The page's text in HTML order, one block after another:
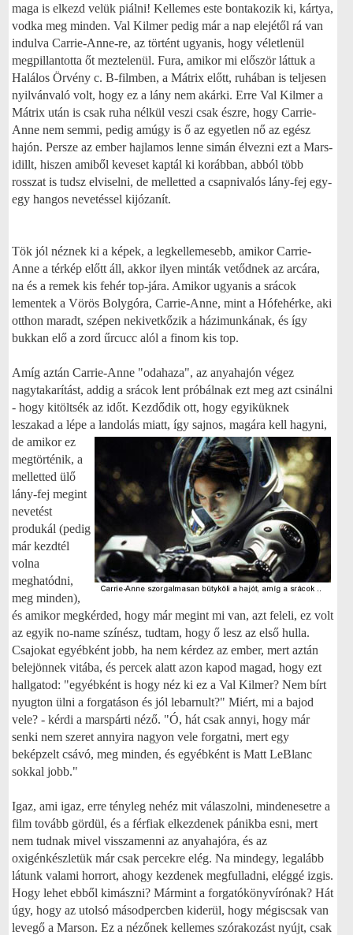
maga is elkezd velük piálni! Kellemes este bontakozik ki, kártya,
vodka meg minden. Val Kilmer pedig már a nap elejétől rá van
indulva Carrie-Anne-re, az történt ugyanis, hogy véletlenül
megpillantotta őt meztelenül. Fura, amikor mi először láttuk a
Halálos Örvény c. B-filmben, a Mátrix előtt, ruhában is teljesen
nyilvánvaló volt, hogy ez a lány nem akárki. Erre Val Kilmer a
Mátrix után is csak ruha nélkül veszi csak észre, hogy Carrie-
Anne nem semmi, pedig amúgy is ő az egyetlen nő az egész
hajón. Persze az ember hajlamos lenne simán élvezni ezt a Mars-
idillt, hiszen amiből keveset kaptál ki korábban, abból több
rosszat is tudsz elviselni, de melletted a csapnivalós lány-fej egy-
egy hangos nevetéssel kijózanít.
Tök jól néznek ki a képek, a legkellemesebb, amikor Carrie-
Anne a térkép előtt áll, akkor ilyen minták vetődnek az arcára,
na és a remek kis fehér top-jára. Amikor ugyanis a srácok
lementek a Vörös Bolygóra, Carrie-Anne, mint a Hófehérke, aki
otthon maradt, szépen nekivetkőzik a házimunkának, és így
bukkan elő a zord űrcucc alól a finom kis top.
Amíg aztán Carrie-Anne "odahaza", az anyahajón végez
nagytakarítást, addig a srácok lent próbálnak ezt meg azt csinálni
- hogy kitöltsék az időt. Kezdődik ott, hogy egyiküknek
leszakad a lépe a landolás miatt, így sajnos, magára kell hagyni,
de amikor ez
megtörténik, a
melletted ülő
lány-fej megint
nevetést
produkál (pedig
már kezdtél
volna
meghatódni,
meg minden),
és amikor megkérded, hogy már megint mi van, azt feleli, ez volt
az egyik no-name színész, tudtam, hogy ő lesz az első hulla.
Csajokat egyébként jobb, ha nem kérdez az ember, mert aztán
belejönnek vitába, és percek alatt azon kapod magad, hogy ezt
hallgatod: "egyébként is hogy néz ki ez a Val Kilmer? Nem bírt
nyugton ülni a forgatáson és jól lebarnult?" Miért, mi a bajod
vele? - kérdi a marspárti néző. "Ó, hát csak annyi, hogy már
senki nem szeret annyira nagyon vele forgatni, mert egy
beképzelt csávó, meg minden, és egyébként is Matt LeBlanc
sokkal jobb."
Igaz, ami igaz, erre tényleg nehéz mit válaszolni, mindenesetre a
film tovább gördül, és a férfiak elkezdenek pánikba esni, mert
nem tudnak mivel visszamenni az anyahajóra, és az
oxigénkészletük már csak percekre elég. Na mindegy, legalább
látunk valami horrort, ahogy kezdenek megfulladni, eléggé izgis.
Hogy lehet ebből kimászni? Mármint a forgatókönyvírónak? Hát
úgy, hogy az utolsó másodpercben kiderül, hogy mégiscsak van
levegő a Marson. Ez a nézőnek kellemes szórakozást nyújt, csak